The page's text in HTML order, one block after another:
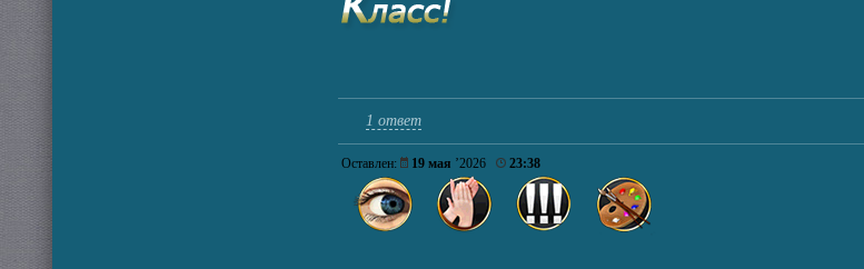
1 ответ
Оставлен: 19 мая ’2026 23:38